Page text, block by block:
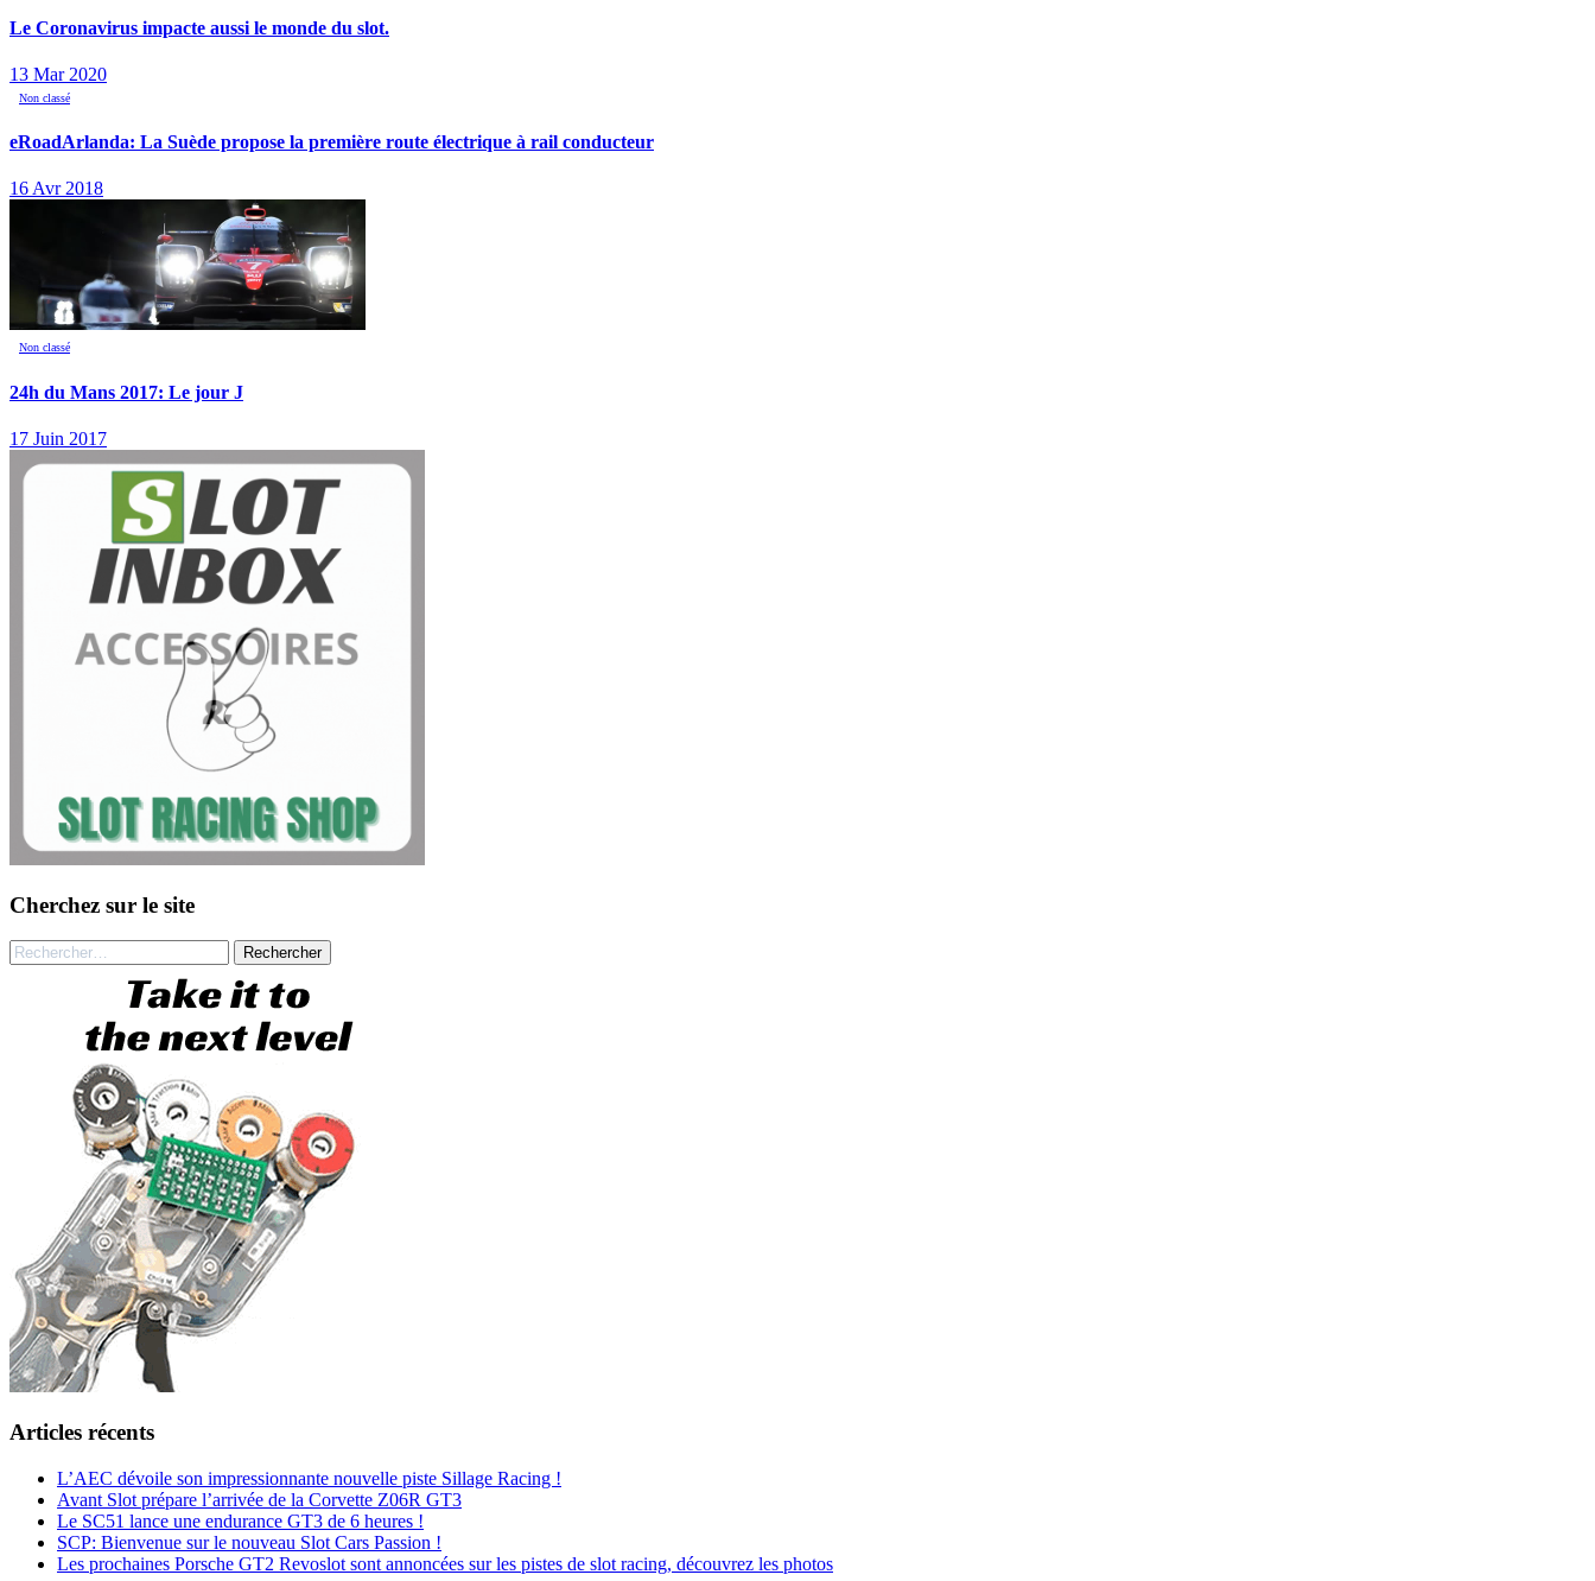
Le Coronavirus impacte aussi le monde du slot.
13 Mar 2020
Non classé
eRoadArlanda: La Suède propose la première route électrique à rail conducteur
16 Avr 2018
Non classé
24h du Mans 2017: Le jour J
17 Juin 2017
Cherchez sur le site
Rechercher :
Articles récents
L’AEC dévoile son impressionnante nouvelle piste Sillage Racing !
Avant Slot prépare l’arrivée de la Corvette Z06R GT3
Le SC51 lance une endurance GT3 de 6 heures !
SCP: Bienvenue sur le nouveau Slot Cars Passion !
Les prochaines Porsche GT2 Revoslot sont annoncées sur les pistes de slot racing, découvrez les photos